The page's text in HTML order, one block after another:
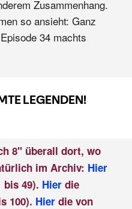
Zusammenhang.
so ansieht: Ganz
34 machts
8" überall dort, wo
im Archiv: Hier
bis 49). Hierdie
100). Hier die von